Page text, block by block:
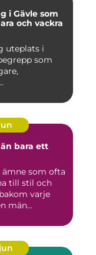
i Gävle som
och vackra
uteplats i
som
bara ett
som ofta
till stil och
varje
män...